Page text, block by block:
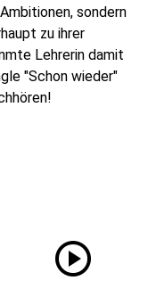
sondern
zu ihrer
Lehrerin damit
"Schon wieder"
play_circle